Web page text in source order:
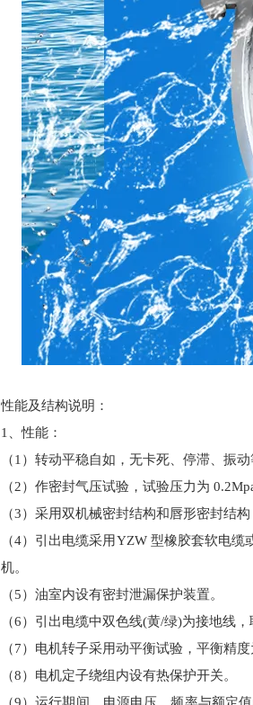
性能及结构说明：
1、性能：
（1）转动平稳自如，无卡死、停滞、振动
（2）作密封气压试验，试验压力为 0.2Mpa
（3）采用双机械密封结构和唇形密封结
（4）引出电缆采用YZW 型橡胶套软电
机。
（5）油室内设有密封泄漏保护装置。
（6）引出电缆中双色线(黄/绿)为接地线，
（7）电机转子采用动平衡试验，平衡精度
（8）电机定子绕组内设有热保护开关。